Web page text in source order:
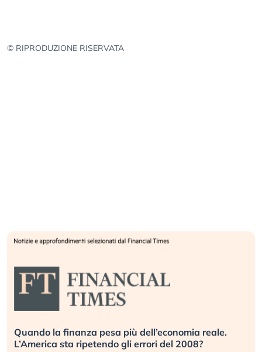
© RIPRODUZIONE RISERVATA
Quando la finanza pesa più dell’economia reale.
L’America sta ripetendo gli errori del 2008?